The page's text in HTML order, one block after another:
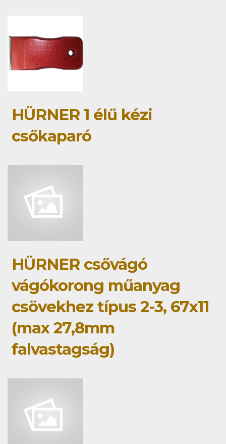
HÜRNER 1 élű kézi
csőkaparó
HÜRNER csővágó
vágókorong műanyag
csövekhez típus 2-3, 67x11
(max 27,8mm
falvastagság)